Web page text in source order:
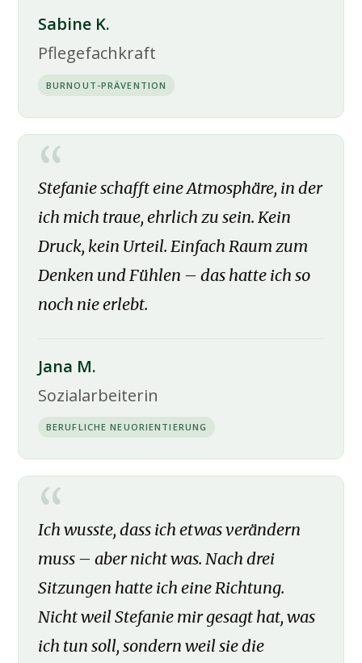
Sabine K.
Pflegefachkraft
BURNOUT-PRÄVENTION
Stefanie schafft eine Atmosphäre, in der
ich mich traue, ehrlich zu sein. Kein
Druck, kein Urteil. Einfach Raum zum
Denken und Fühlen – das hatte ich so
noch nie erlebt.
Jana M.
Sozialarbeiterin
BERUFLICHE NEUORIENTIERUNG
Ich wusste, dass ich etwas verändern
muss – aber nicht was. Nach drei
Sitzungen hatte ich eine Richtung.
Nicht weil Stefanie mir gesagt hat, was
ich tun soll, sondern weil sie die